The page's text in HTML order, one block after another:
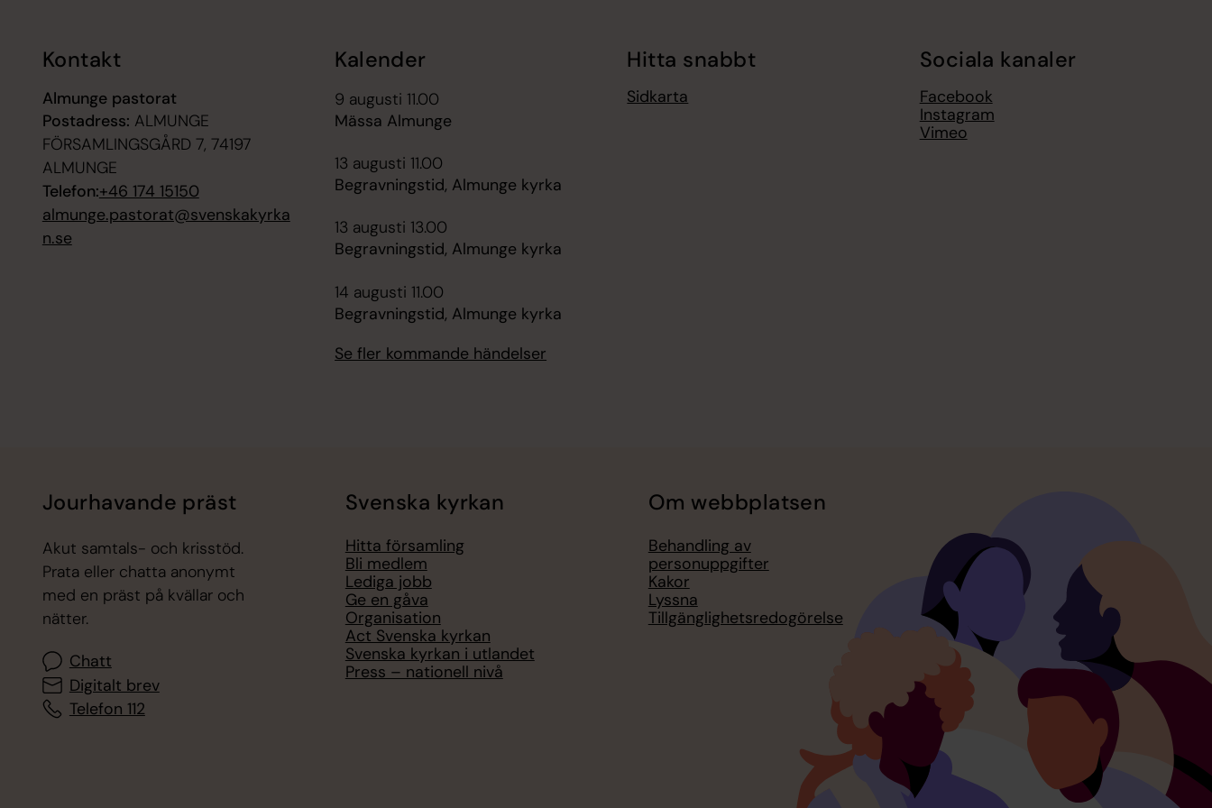
Kontakt
Almunge pastorat
Postadress: ALMUNGE
FÖRSAMLINGSGÅRD 7, 74197
ALMUNGE
Telefon:+46 174 15150
almunge.pastorat@svenskakyrka
n.se
Kalender
9 augusti 11.00
Mässa Almunge
13 augusti 11.00
Begravningstid, Almunge kyrka
13 augusti 13.00
Begravningstid, Almunge kyrka
14 augusti 11.00
Begravningstid, Almunge kyrka
Se fler kommande händelser
Hitta snabbt
Sidkarta
Sociala kanaler
Facebook
Instagram
Vimeo
Jourhavande präst
Akut samtals- och krisstöd.
Prata eller chatta anonymt
med en präst på kvällar och
nätter.
Chatt
Digitalt brev
Telefon 112
Svenska kyrkan
Hitta församling
Bli medlem
Lediga jobb
Ge en gåva
Organisation
Act Svenska kyrkan
Svenska kyrkan i utlandet
Press – nationell nivå
Om webbplatsen
Behandling av
personuppgifter
Kakor
Lyssna
Tillgänglighetsredogörelse